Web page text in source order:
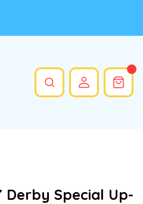
Derby Special Up-